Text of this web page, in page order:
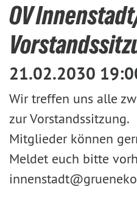
OV
21.02.2030
Wir treffen uns alle
zur Vorstandssitzung.
Mitglieder können
Meldet euch bitte